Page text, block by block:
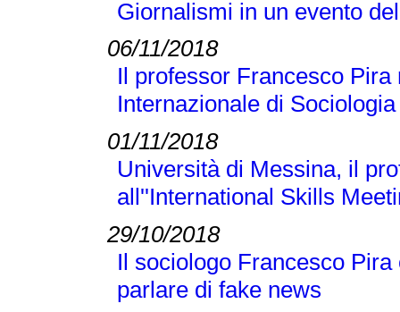
Giornalismi in un evento
06/11/2018
Il professor Francesco
Internazionale di
01/11/2018
Università di Messina, il
all''International Skills
29/10/2018
Il sociologo Francesco
parlare di fake news